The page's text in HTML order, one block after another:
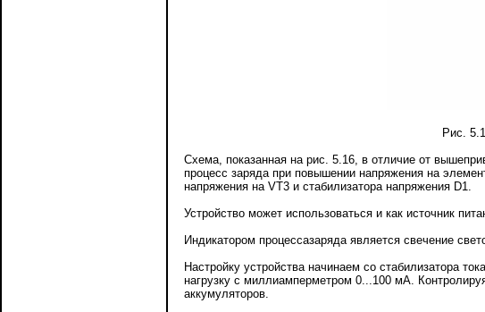
Рис.
Схема, показанная на рис. 5.16, в отличие от
процесс заряда при повышении напряжения на
напряжения на VT3 и стабилизатора напряжения D1.
Устройство может использоваться и как источник
Индикатором процессазаряда является свечение
Настройку устройства начинаем со стабилизатора
нагрузку с миллиамперметром 0...100 мА.
аккумуляторов.